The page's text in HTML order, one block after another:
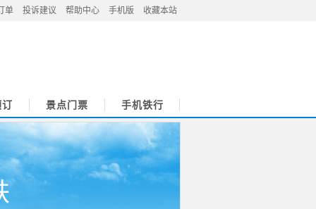
单 投诉建议 帮助中心 手机版 收藏本站
景点门票 手机铁行